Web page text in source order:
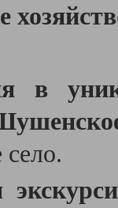
в
село.